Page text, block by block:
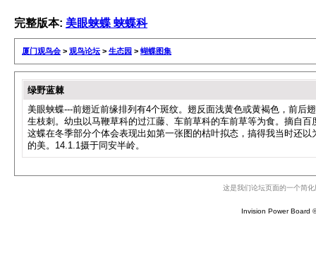
完整版本: 美眼蛱蝶 蛱蝶科
厦门观鸟会 > 观鸟论坛 > 生态园 > 蝴蝶图集
绿野蓝棘
美眼蛱蝶---前翅近前缘排列有4个斑纹。翅反面浅黄色或黄褐色，前后
生枝刺。幼虫以马鞭草科的过江藤、车前草科的车前草等为食。摘自百
这蝶在冬季部分个体会表现出如第一张图的枯叶拟态，搞得我当时还
的美。14.1.1摄于同安半岭。
这是我们论坛页面的一个简
Invision Power Board